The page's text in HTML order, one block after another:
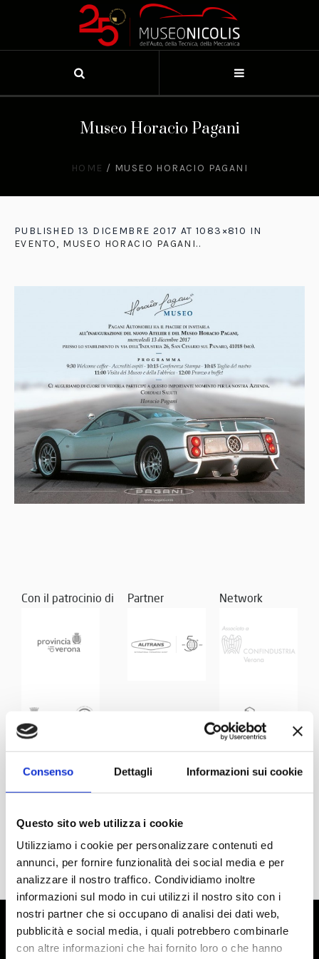
Consenso Dettagli Informazioni sui cookie
Questo sito web utilizza i cookie
Utilizziamo i cookie per personalizzare contenuti ed
annunci, per fornire funzionalità dei social media e per
analizzare il nostro traffico. Condividiamo inoltre
informazioni sul modo in cui utilizzi il nostro sito con i
nostri partner che si occupano di analisi dei dati web,
pubblicità e social media, i quali potrebbero combinarle
con altre informazioni che hai fornito loro o che hanno
Museo Horacio Pagani
HOME / MUSEO HORACIO PAGANI
PUBLISHED 13 DICEMBRE 2017 AT 1083×810 IN
EVENTO, MUSEO HORACIO PAGANI..
Con il patrocinio di Partner Network